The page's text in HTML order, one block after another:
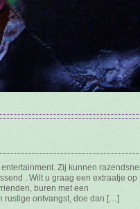
Zij kunnen razendsnel
. Wilt u graag een extraatje op
buren met een
rustige ontvangst, doe dan […]